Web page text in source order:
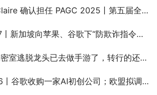
2025丨第五届全球产品与增长展会 DTC品牌出海增长峰会演讲嘉宾！
歌下“防欺诈指令；字节计划出售沐瞳；Soul拟赴港IPO；DeepSeek开源新模型
逃脱龙头已去做手游了，转行的还有他们
司；欧盟拟调查Shein非法产品上架；网易蒙特利尔3A工作室裁员；腾讯内测AI社交“元宝派”